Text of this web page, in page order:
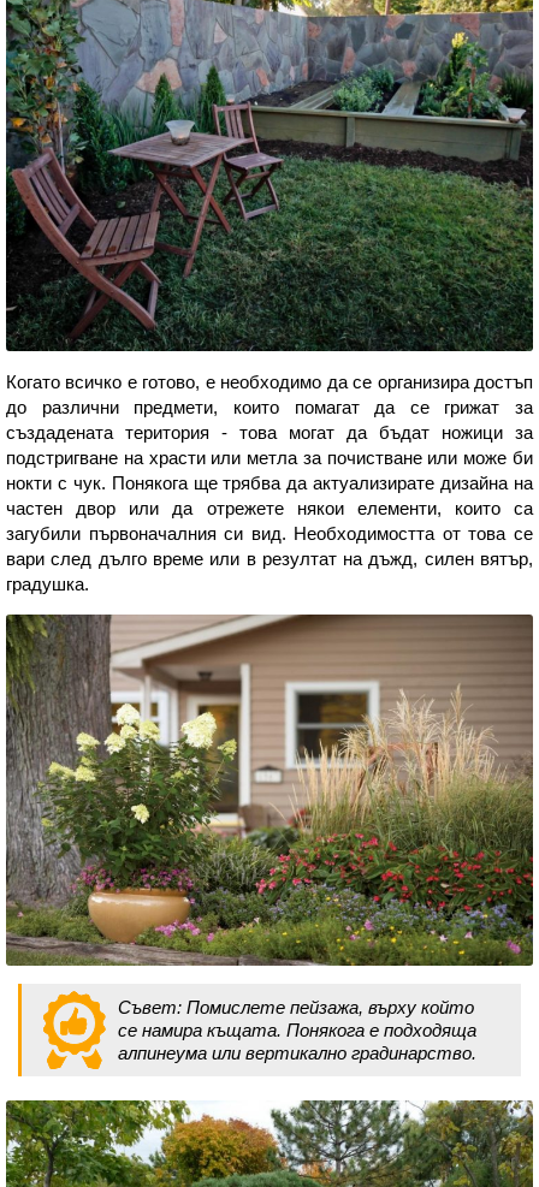
Когато всичко е готово, е необходимо да се организира достъп
до различни предмети, които помагат да се грижат за
създадената територия - това могат да бъдат ножици за
подстригване на храсти или метла за почистване или може би
нокти с чук. Понякога ще трябва да актуализирате дизайна на
частен двор или да отрежете някои елементи, които са
загубили първоначалния си вид. Необходимостта от това се
вари след дълго време или в резултат на дъжд, силен вятър,
градушка.
Съвет: Помислете пейзажа, върху който
се намира къщата. Понякога е подходяща
алпинеума или вертикално градинарство.